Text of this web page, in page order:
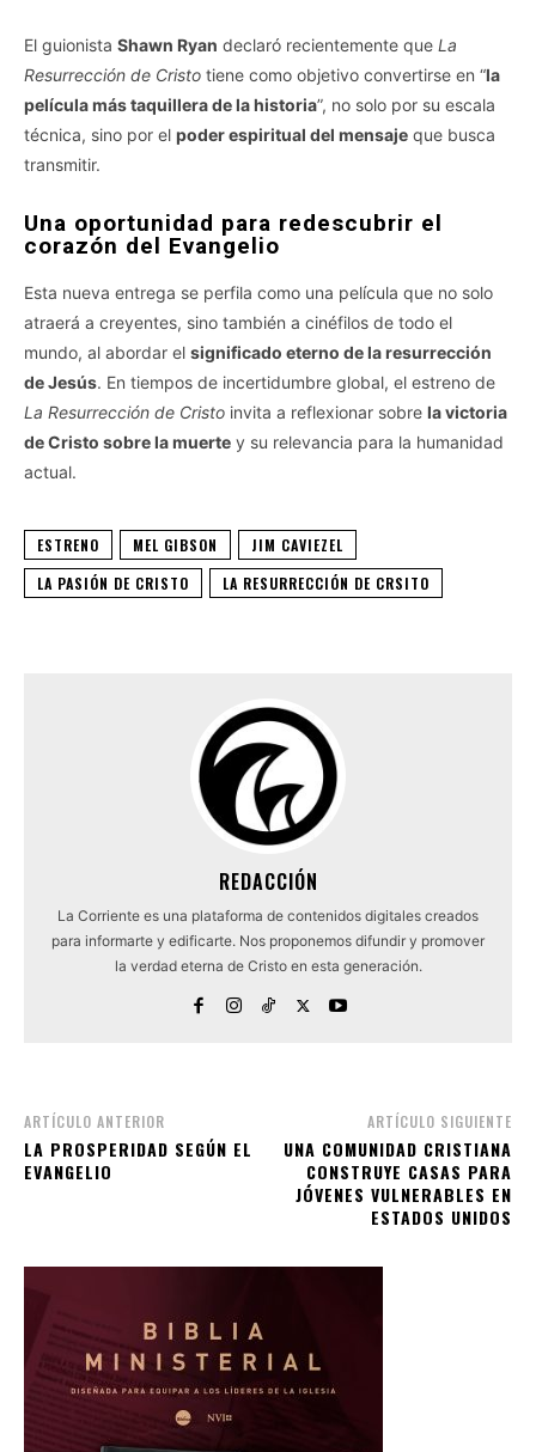
El guionista Shawn Ryan declaró recientemente que La
Resurrección de Cristo tiene como objetivo convertirse en “la
película más taquillera de la historia”, no solo por su escala
técnica, sino por el poder espiritual del mensaje que busca
transmitir.
Una oportunidad para redescubrir el
corazón del Evangelio
Esta nueva entrega se perfila como una película que no solo
atraerá a creyentes, sino también a cinéfilos de todo el
mundo, al abordar el significado eterno de la resurrección
de Jesús. En tiempos de incertidumbre global, el estreno de
La Resurrección de Cristo invita a reflexionar sobre la victoria
de Cristo sobre la muerte y su relevancia para la humanidad
actual.
ESTRENO MEL GIBSON
JIM CAVIEZEL
LA PASIÓN DE CRISTO
LA RESURRECCIÓN DE CRSITO
REDACCIÓN
La Corriente es una plataforma de contenidos digitales creados
para informarte y edificarte. Nos proponemos difundir y promover
la verdad eterna de Cristo en esta generación.
ARTÍCULO ANTERIOR
LA PROSPERIDAD SEGÚN EL
EVANGELIO
ARTÍCULO SIGUIENTE
UNA COMUNIDAD CRISTIANA
CONSTRUYE CASAS PARA
JÓVENES VULNERABLES EN
ESTADOS UNIDOS